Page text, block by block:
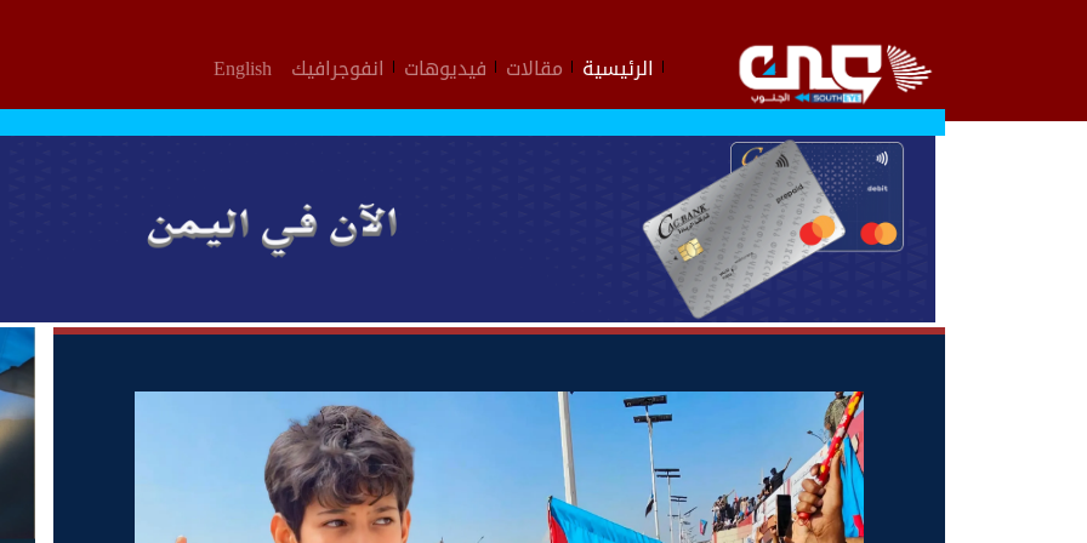
الرئيسية مقالات فيديوهات انفوجرافيك English